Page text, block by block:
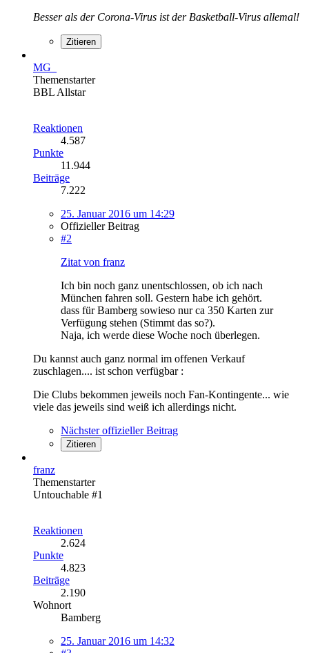
Besser als der Corona-Virus ist der Basketball-Virus allemal!
Zitieren
MG_
Themenstarter
BBL Allstar
Reaktionen
4.587
Punkte
11.944
Beiträge
7.222
25. Januar 2016 um 14:29
Offizieller Beitrag
#2
Zitat von franz
Ich bin noch ganz unentschlossen, ob ich nach
München fahren soll. Gestern habe ich gehört.
dass für Bamberg sowieso nur ca 350 Karten zur
Verfügung stehen (Stimmt das so?).
Naja, ich werde diese Woche noch überlegen.
Du kannst auch ganz normal im offenen Verkauf
zuschlagen.... ist schon verfügbar :
Die Clubs bekommen jeweils noch Fan-Kontingente... wie
viele das jeweils sind weiß ich allerdings nicht.
Nächster offizieller Beitrag
Zitieren
franz
Themenstarter
Untouchable #1
Reaktionen
2.624
Punkte
4.823
Beiträge
2.190
Wohnort
Bamberg
25. Januar 2016 um 14:32